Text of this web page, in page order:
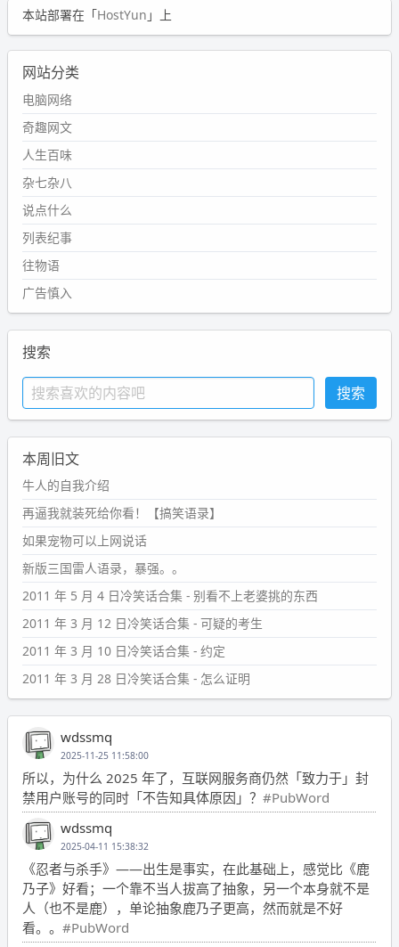
本站部署在「HostYun 」上
网站分类
电脑网络
奇趣网文
人生百味
杂七杂八
说点什么
列表纪事
往物语
广告慎入
搜索
本周旧文
牛人的自我介绍
再逼我就装死给你看！【搞笑语录】
如果宠物可以上网说话
新版三国雷人语录，暴强。。
2011 年 5 月 4 日冷笑话合集 - 别看不上老婆挑的东西
2011 年 3 月 12 日冷笑话合集 - 可疑的考生
2011 年 3 月 10 日冷笑话合集 - 约定
2011 年 3 月 28 日冷笑话合集 - 怎么证明
wdssmq
2025-11-25 11:58:00
所以，为什么 2025 年了，互联网服务商仍然「致力于」封
禁用户账号的同时「不告知具体原因」？ #PubWord
wdssmq
2025-04-11 15:38:32
《忍者与杀手》——出生是事实，在此基础上，感觉比《鹿
乃子》好看；一个靠不当人拔高了抽象，另一个本身就不是
人（也不是鹿），单论抽象鹿乃子更高，然而就是不好
看。。 #PubWord